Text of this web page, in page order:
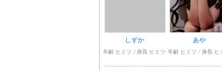
しずか
年齢 ヒミツ 身長 ヒミツ
あや
年齢 ヒミツ 身長 ヒ